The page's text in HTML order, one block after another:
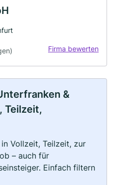
Firma bewerten
&
Teilzeit,
Vollzeit, Teilzeit, zur
– auch für
Einfach filtern